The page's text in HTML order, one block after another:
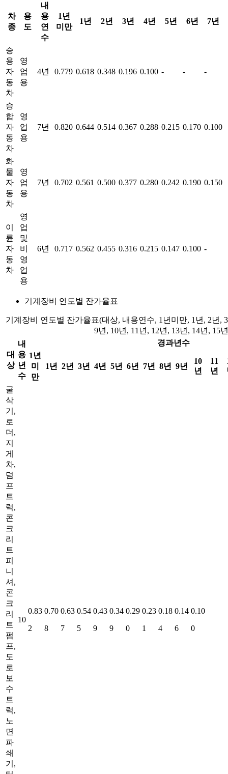
차
종
용
도
내
용
연
수
1년
미만
1년 2년 3년 4년 5년 6년 7년
승
용
자
동
차
영
업
용
4년 0.779 0.618 0.348 0.196 0.100 - - -
승
합
자
동
차
영
업
용
7년 0.820 0.644 0.514 0.367 0.288 0.215 0.170 0.100
화
물
자
동
차
영
업
용
7년 0.702 0.561 0.500 0.377 0.280 0.242 0.190 0.150
이
륜
자
동
차
영
업
및
비
영
업
용
6년 0.717 0.562 0.455 0.316 0.215 0.147 0.100 -
기계장비 연도별 잔가율표
기계장비 연도별 잔가율표(대상, 내용연수, 1년미만, 1년, 2년,
9년, 10년, 11년, 12년, 13년, 14년, 15
대
상
내
용
년
수
경과년수
1년
미
만
1년 2년 3년 4년 5년 6년 7년 8년 9년
10
년
11
년
굴
삭
기,
로
더,
지
게
차,
덤
프
트
럭,
콘
크
리
트
피
니
셔,
콘
크
리
트
펌
프,
도
로
보
수
트
럭,
노
면
파
쇄
기,
10
0.83
2
0.70
8
0.63
7
0.54
5
0.43
9
0.34
9
0.29
0
0.23
1
0.18
4
0.14
6
0.10
0